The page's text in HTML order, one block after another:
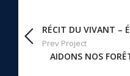
RÉCIT DU VIVANT –
Prev Project
AIDONS NOS